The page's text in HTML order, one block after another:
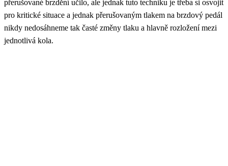
přerušované brzdění učilo, ale jednak tuto techniku je třeba si osvojit
pro kritické situace a jednak přerušovaným tlakem na brzdový pedál
nikdy nedosáhneme tak časté změny tlaku a hlavně rozložení mezi
jednotlivá kola.